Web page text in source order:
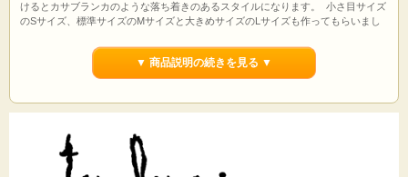
けるとカサブランカのような落ち着きのあるスタイルになります。 小さ目サイズ
のSサイズ、標準サイズのMサイズと大きめサイズのLサイズも作ってもらいまし
―を絞ることで表示サイズから1.5cm程度小さ目にサイズ調整可能。 ぜひ夏の帽
子にご愛用くださいませ。▼ 商品説明の続きを見る ▼